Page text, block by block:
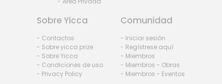
Sobre Yicca
- Contactos
- Sobre yicca prize
- Sobre Yicca
- Condiciones de uso
- Privacy Policy
Comunidad
- Iniciar sesión
- Regístrese aquí
- Miembros
- Miembros - Obras
- Miembros - Eventos